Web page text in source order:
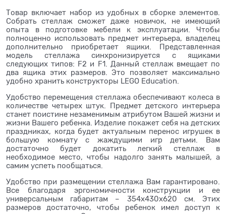
Товар включает набор из удобных в сборке элементов.
Собрать стеллаж сможет даже новичок, не имеющий
опыта в подготовке мебели к эксплуатации. Чтобы
полноценно использовать предмет интерьера, владелец
дополнительно приобретает ящики. Представленная
модель стеллажа синхронизируется с ящиками
следующих типов: F2 и F1. Данный стеллаж вмещает по
два ящика этих размеров. Это позволяет максимально
удобно хранить конструкторы LEGO Education.
Удобство перемещения стеллажа обеспечивают колеса в
количестве четырех штук. Предмет детского интерьера
станет поистине незаменимым атрибутом Вашей жизни и
жизни Вашего ребенка. Изделие покажет себя на детских
праздниках, когда будет актуальным перенос игрушек в
большую комнату с жаждущими игр детьми. Вам
достаточно будет докатить легкий стеллаж в
необходимое место, чтобы надолго занять малышей, а
самим успеть пообщаться.
Удобство при размещении стеллажа Вам гарантировано.
Все благодаря эргономичности конструкции и ее
универсальным габаритам – 354х430х620 см. Этих
размеров достаточно, чтобы ребенок имел доступ к